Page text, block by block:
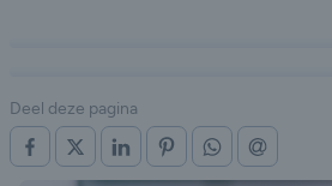
Deel deze pagina
OP FACEBOOK
OP X (TWITTER)
OP LINKEDINOP PINTERESTOP WHATSAPP